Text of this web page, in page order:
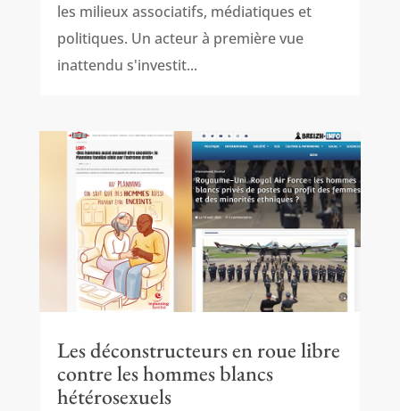
les milieux associatifs, médiatiques et
politiques. Un acteur à première vue
inattendu s'investit...
Les déconstructeurs en roue libre
contre les hommes blancs
hétérosexuels